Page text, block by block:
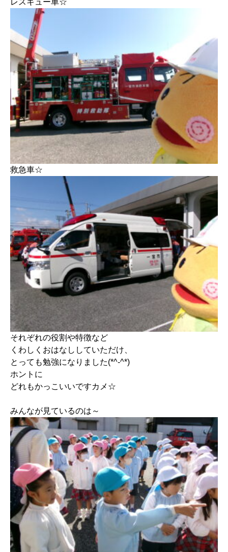
レスキュー車☆
救急車☆
それぞれの役割や特徴など
くわしくおはなししていただけ、
とっても勉強になりました(*^-^*)
ホントに
どれもかっこいいですカメ☆
みんなが見ているのは～